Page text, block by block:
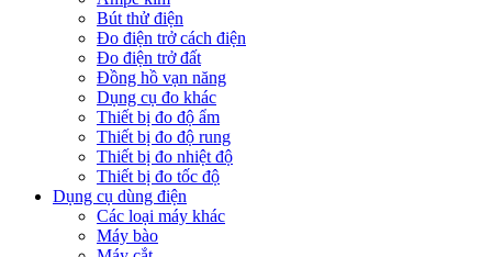
Bút thử điện
Đo điện trở cách điện
Đo điện trở đất
Đồng hồ vạn năng
Dụng cụ đo khác
Thiết bị đo độ ẩm
Thiết bị đo độ rung
Thiết bị đo nhiệt độ
Thiết bị đo tốc độ
Dụng cụ dùng điện
Các loại máy khác
Máy bào